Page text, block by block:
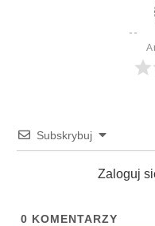
Subskrybuj
Zaloguj
0 KOMENTARZY